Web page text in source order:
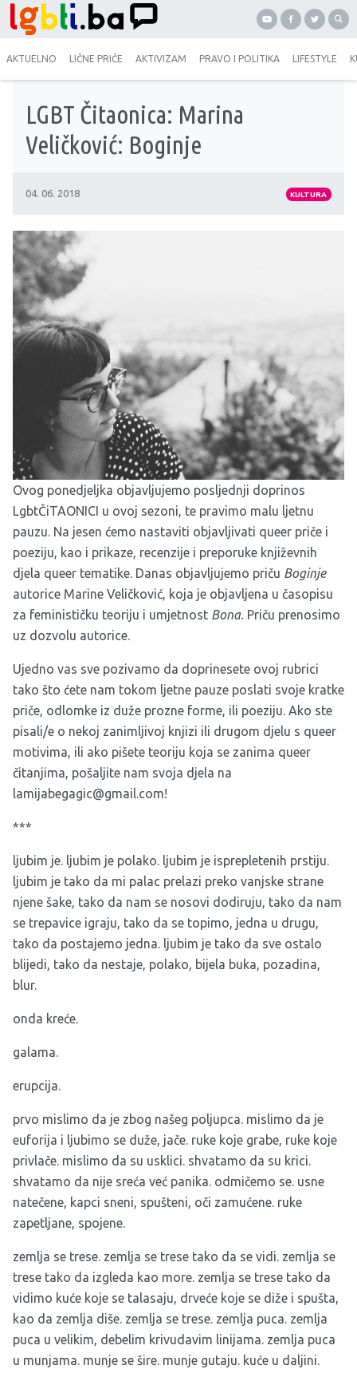
AKTUELNO LIČNE PRIČE AKTIVIZAM PRAVO I POLITIKA LIFESTYLE
LGBT Čitaonica: Marina
Veličković: Boginje
04. 06. 2018 KULTURA
Ovog ponedjeljka objavljujemo posljednji doprinos
LgbtČiTAONICI u ovoj sezoni, te pravimo malu ljetnu
pauzu. Na jesen ćemo nastaviti objavljivati queer priče i
poeziju, kao i prikaze, recenzije i preporuke književnih
djela queer tematike. Danas objavljujemo priču Boginje
autorice Marine Veličković, koja je objavljena u časopisu
za feminističku teoriju i umjetnost Bona. Priču prenosimo
uz dozvolu autorice.
Ujedno vas sve pozivamo da doprinesete ovoj rubrici
tako što ćete nam tokom ljetne pauze poslati svoje kratke
priče, odlomke iz duže prozne forme, ili poeziju. Ako ste
pisali/e o nekoj zanimljivoj knjizi ili drugom djelu s queer
motivima, ili ako pišete teoriju koja se zanima queer
čitanjima, pošaljite nam svoja djela na
lamijabegagic@gmail.com!
***
ljubim je. ljubim je polako. ljubim je isprepletenih prstiju.
ljubim je tako da mi palac prelazi preko vanjske strane
njene šake, tako da nam se nosovi dodiruju, tako da nam
se trepavice igraju, tako da se topimo, jedna u drugu,
tako da postajemo jedna. ljubim je tako da sve ostalo
blijedi, tako da nestaje, polako, bijela buka, pozadina,
blur.
onda kreće.
galama.
erupcija.
prvo mislimo da je zbog našeg poljupca. mislimo da je
euforija i ljubimo se duže, jače. ruke koje grabe, ruke koje
privlače. mislimo da su usklici. shvatamo da su krici.
shvatamo da nije sreća već panika. odmičemo se. usne
natečene, kapci sneni, spušteni, oči zamućene. ruke
zapetljane, spojene.
zemlja se trese. zemlja se trese tako da se vidi. zemlja se
trese tako da izgleda kao more. zemlja se trese tako da
vidimo kuće koje se talasaju, drveće koje se diže i spušta,
kao da zemlja diše. zemlja se trese. zemlja puca. zemlja
puca u velikim, debelim krivudavim linijama. zemlja puca
u munjama. munje se šire. munje gutaju. kuće u daljini.